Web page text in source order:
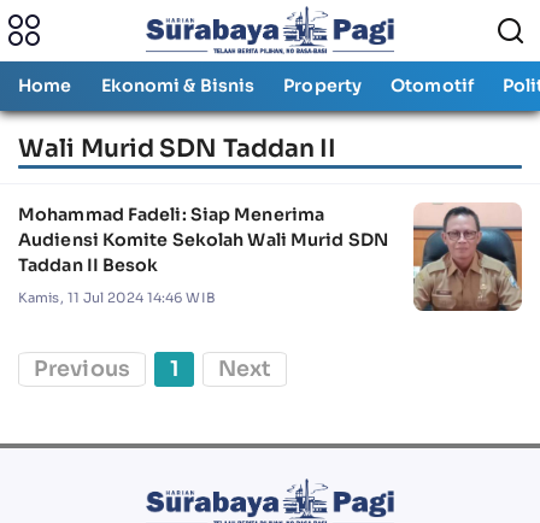
Home Ekonomi & Bisnis Property Otomotif
Wali Murid SDN Taddan II
Mohammad Fadeli: Siap Menerima
Audiensi Komite Sekolah Wali Murid SDN
Taddan II Besok
Kamis, 11 Jul 2024 14:46 WIB
Previous 1 Next